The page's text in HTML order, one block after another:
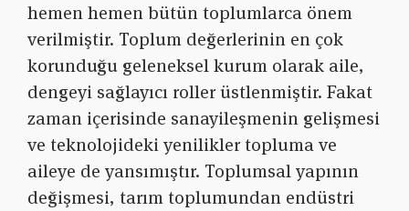
hemen hemen bütün toplumlarca önem
verilmiştir. Toplum değerlerinin en çok
korunduğu geleneksel kurum olarak aile,
dengeyi sağlayıcı roller üstlenmiştir. Fakat
zaman içerisinde sanayileşmenin gelişmesi
ve teknolojideki yenilikler topluma ve
aileye de yansımıştır. Toplumsal yapının
değişmesi, tarım toplumundan endüstri